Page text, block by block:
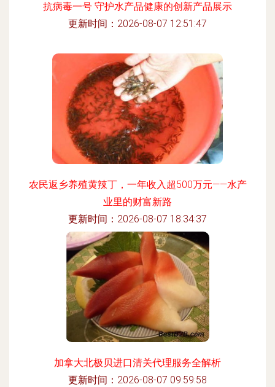
抗病毒一号 守护水产品健康的创新产品展示
更新时间：2026-08-07 12:51:47
农民返乡养殖黄辣丁，一年收入超500万元——水产
业里的财富新路
更新时间：2026-08-07 18:34:37
加拿大北极贝进口清关代理服务全解析
更新时间：2026-08-07 09:59:58